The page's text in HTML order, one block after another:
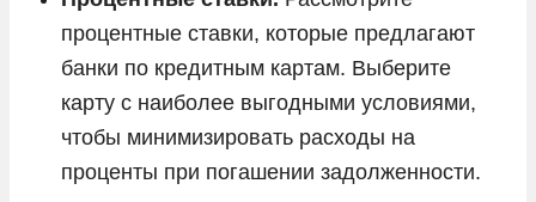
процентные ставки, которые предлагают
банки по кредитным картам. Выберите
карту с наиболее выгодными условиями,
чтобы минимизировать расходы на
проценты при погашении задолженности.